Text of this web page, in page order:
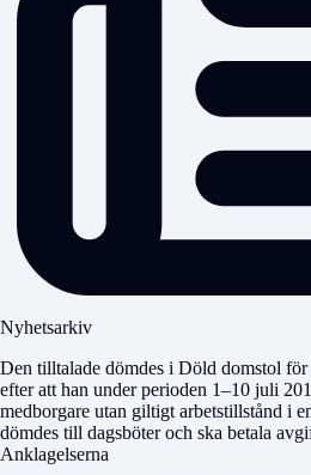
Nyhetsarkiv
Den tilltalade dömdes i Döld domstol för
efter att han under perioden 1–10 juli
medborgare utan giltigt arbetstillstånd i
dömdes till dagsböter och ska betala
Anklagelserna